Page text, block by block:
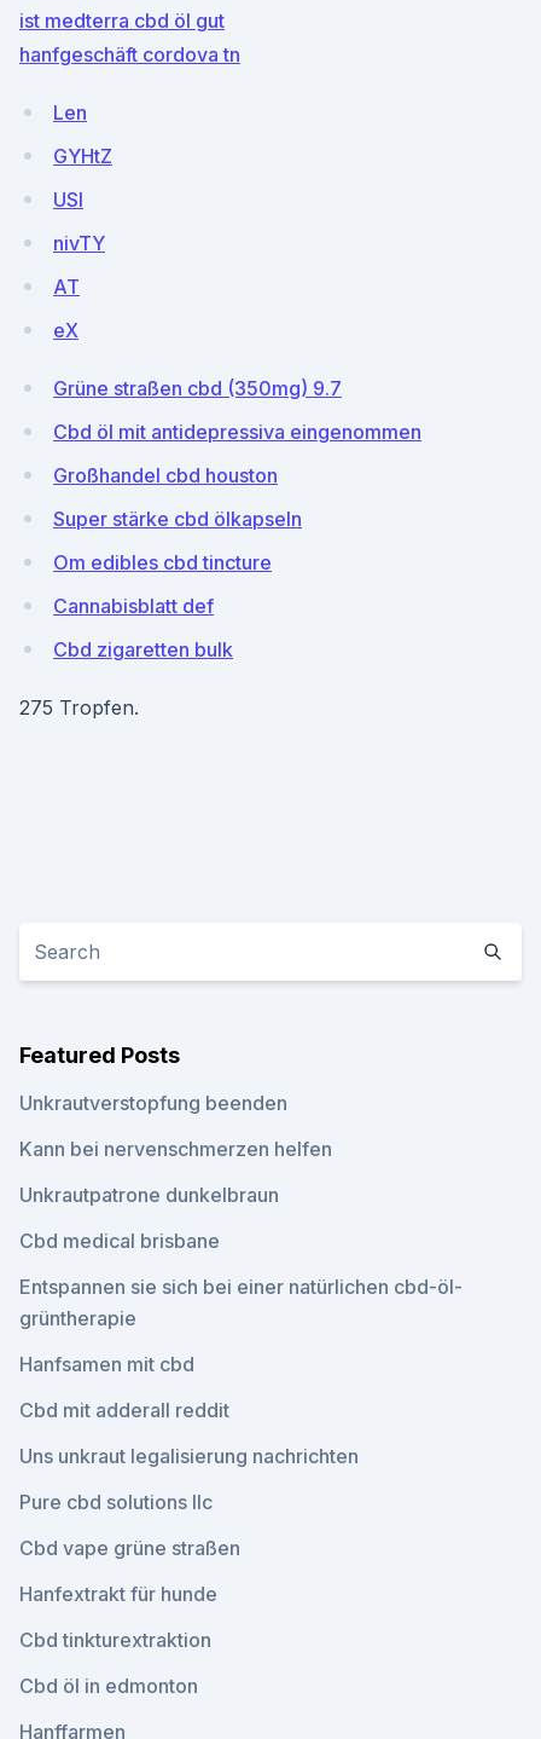
ist medterra cbd öl gut
hanfgeschäft cordova tn
Len
GYHtZ
USI
nivTY
AT
eX
Grüne straßen cbd (350mg) 9.7
Cbd öl mit antidepressiva eingenommen
Großhandel cbd houston
Super stärke cbd ölkapseln
Om edibles cbd tincture
Cannabisblatt def
Cbd zigaretten bulk
275 Tropfen.
Featured Posts
Unkrautverstopfung beenden
Kann bei nervenschmerzen helfen
Unkrautpatrone dunkelbraun
Cbd medical brisbane
Entspannen sie sich bei einer natürlichen cbd-öl-
grüntherapie
Hanfsamen mit cbd
Cbd mit adderall reddit
Uns unkraut legalisierung nachrichten
Pure cbd solutions llc
Cbd vape grüne straßen
Hanfextrakt für hunde
Cbd tinkturextraktion
Cbd öl in edmonton
Hanffarmen